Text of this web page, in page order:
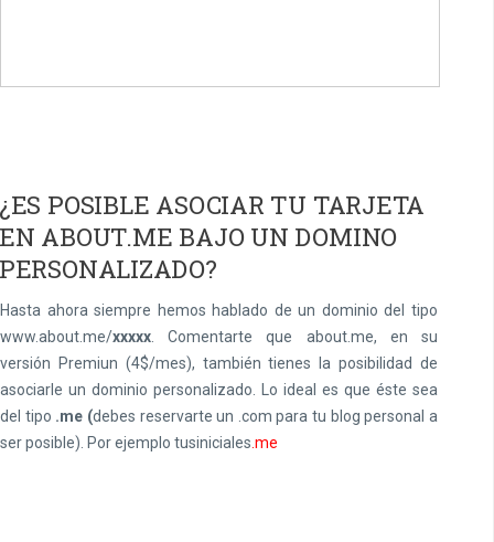
POSIBLE ASOCIAR TU TARJETA
ABOUT.ME BAJO UN DOMINO
Hasta ahora siempre hemos hablado de un dominio del tipo
www.about.me/xxxxx . Comentarte que about.me, en su
versión Premiun (4$/mes), también tienes la posibilidad de
asociarle un dominio personalizado. Lo ideal es que éste sea
del tipo .me (debes reservarte un .com para tu blog personal a
ser posible). Por ejemplo tusiniciales .me